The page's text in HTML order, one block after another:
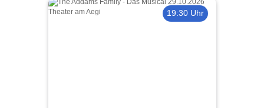
19:30 Uhr